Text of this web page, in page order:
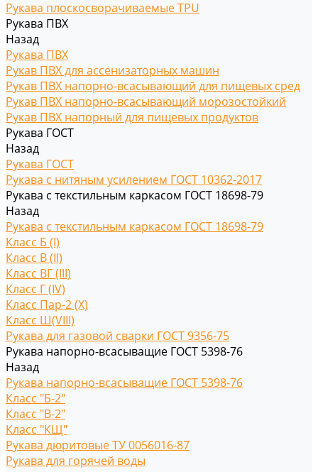
Рукава плоскосворачиваемые TPU
Рукава ПВХ
Назад
Рукава ПВХ
Рукав ПВХ для ассенизаторных машин
Рукав ПВХ напорно-всасывающий для пищевых сред
Рукав ПВХ напорно-всасывающий морозостойкий
Рукав ПВХ напорный для пищевых продуктов
Рукава ГОСТ
Назад
Рукава ГОСТ
Рукава с нитяным усилением ГОСТ 10362-2017
Рукава с текстильным каркасом ГОСТ 18698-79
Назад
Рукава с текстильным каркасом ГОСТ 18698-79
Класс Б (I)
Класс В (II)
Класс ВГ (III)
Класс Г (IV)
Класс Пар-2 (X)
Класс Ш(VIII)
Рукава для газовой сварки ГОСТ 9356-75
Рукава напорно-всасыващие ГОСТ 5398-76
Назад
Рукава напорно-всасыващие ГОСТ 5398-76
Класс "Б-2"
Класс "В-2"
Класс "КЩ"
Рукава дюритовые ТУ 0056016-87
Рукава для горячей воды